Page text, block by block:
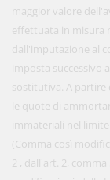
maggior valore
effettuata in misura
dall'imputazione al
imposta successivo
sostitutiva. A
le quote di
immateriali nel
(Comma così
2 , dall'art. 2,